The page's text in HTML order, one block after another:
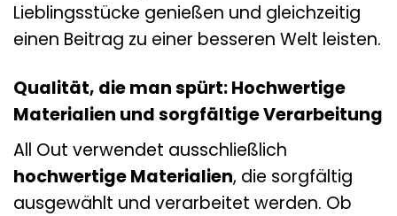
Lieblingsstücke genießen und gleichzeitig
einen Beitrag zu einer besseren Welt leisten.
Qualität, die man spürt: Hochwertige
Materialien und sorgfältige Verarbeitung
All Out verwendet ausschließlich
hochwertige Materialien, die sorgfältig
ausgewählt und verarbeitet werden. Ob